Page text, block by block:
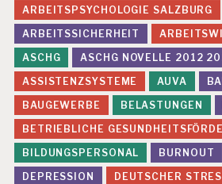
O
N
2
0
1
8
G
E
F
Ä
H
ARBEITSPSYCHOLOGIE SALZBURG
ARBEITSSICHERHEIT
ASCHG
ASCHG NOVELLE 2012
ASSISTENZSYSTEME
AUVA
BAUGEWERBE
BELASTUNGEN
BETRIEBLICHE
BILDUNGSPERSONAL
BURNOUT
DEPRESSION
DEUTSCHER